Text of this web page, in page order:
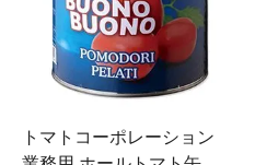
トマトコーポレーション